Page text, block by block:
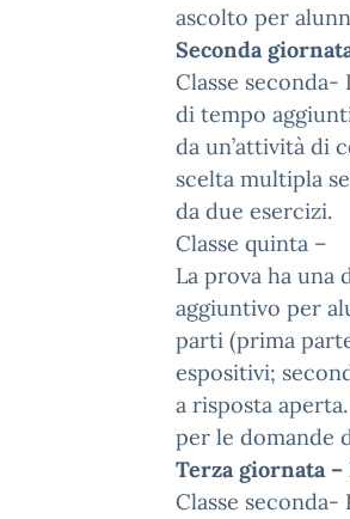
ascolto per
Seconda
Classe
di tempo
da un’attività di
scelta multipla
da due esercizi.
Classe quinta –
La prova ha una
aggiuntivo per
parti (prima
espositivi;
a risposta
per le domande
Terza giornata
Classe